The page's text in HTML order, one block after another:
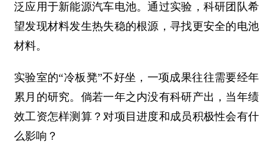
泛应用于新能源汽车电池。通过实验，科研团队希
望发现材料发生热失稳的根源，寻找更安全的电池
材料。
实验室的“冷板凳”不好坐，一项成果往往需要经年
累月的研究。倘若一年之内没有科研产出，当年绩
效工资怎样测算？对项目进度和成员积极性会有什
么影响？